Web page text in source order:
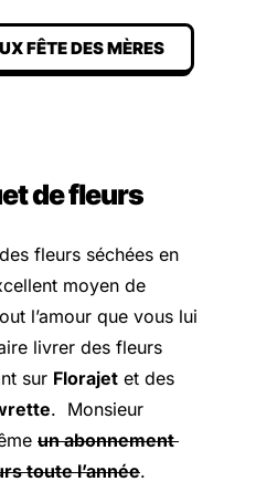
FÊTE DES MÈRES
de fleurs
fleurs séchées en
moyen de
l’amour que vous lui
livrer des fleurs
sur Florajet et des
. Monsieur
un abonnement
toute l’année.